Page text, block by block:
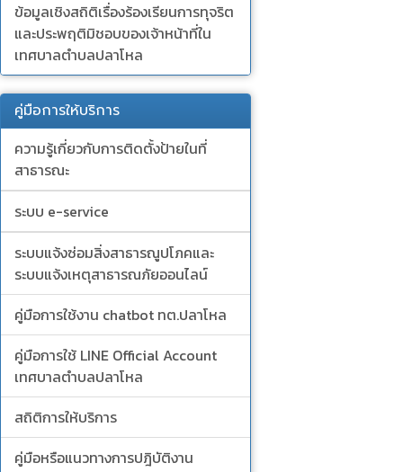
ข้อมูลเชิงสถิติเรื่องร้องเรียนการทุจริต
และประพฤติมิชอบของเจ้าหน้าที่ใน
เทศบาลตำบลปลาโหล
คู่มือการให้บริการ
ความรู้เกี่ยวกับการติดตั้งป้ายในที่
สาธารณะ
ระบบ e-service
ระบบแจ้งซ่อมสิ่งสาธารณูปโภคและ
ระบบแจ้งเหตุสาธารณภัยออนไลน์
คู่มือการใช้งาน chatbot ทต.ปลาโหล
คู่มือการใช้ LINE Official Account
เทศบาลตำบลปลาโหล
สถิติการให้บริการ
คู่มือหรือแนวทางการปฎิบัติงาน